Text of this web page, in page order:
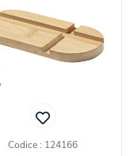
Codice : 124166